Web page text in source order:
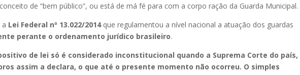
de “bem público”, ou está de má fé para com a corpo ração da Guarda Municipal.
Lei Federal nº 13.022/2014que regulamentou a nível nacional a atuação dos guardas
perante o ordenamento jurídico brasileiro.
de lei só é considerado inconstitucional quando a Suprema Corte do país,
assim a declara, o que até o presente momento não ocorreu. O simples